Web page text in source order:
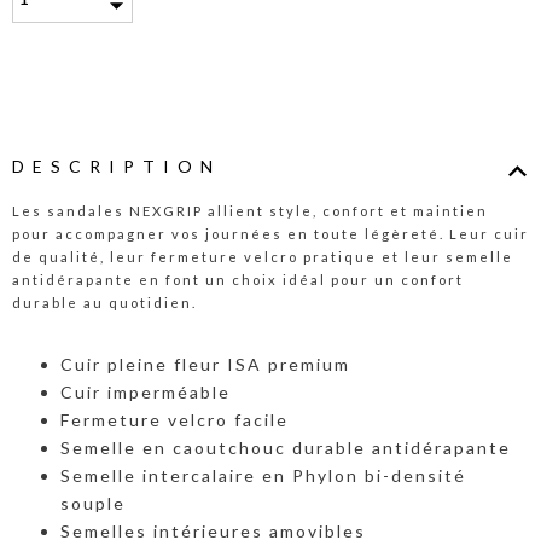
DESCRIPTION
Les sandales NEXGRIP allient style, confort et maintien
pour accompagner vos journées en toute légèreté. Leur cuir
de qualité, leur fermeture velcro pratique et leur semelle
antidérapante en font un choix idéal pour un confort
durable au quotidien.
Cuir pleine fleur ISA premium
Cuir imperméable
Fermeture velcro facile
Semelle en caoutchouc durable antidérapante
Semelle intercalaire en Phylon bi-densité
souple
Semelles intérieures amovibles